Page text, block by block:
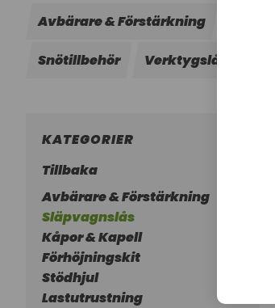
Avbärare & Förstärkning
Snötillbehör Verktygslådor
KATEGORIER
Tillbaka
Avbärare & Förstärkning
Släpvagnslås
Kåpor & Kapell
Förhöjningskit
Stödhjul
Lastutrustning